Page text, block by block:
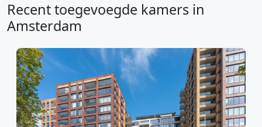
Recent toegevoegde kamers in
Amsterdam